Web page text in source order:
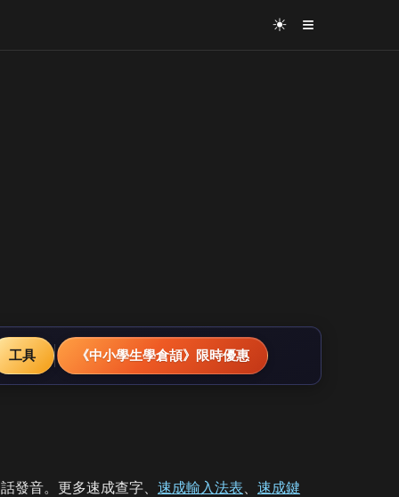
☀ ≡
工具 《中小學生學倉頡》限時優惠
發音。更多速成查字、 速成輸入法表、 速成鍵